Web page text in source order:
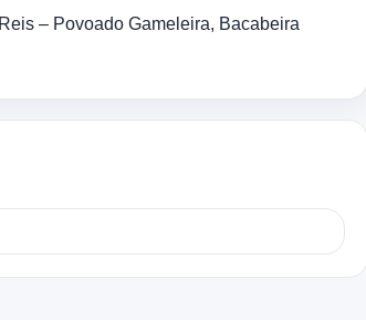
– Povoado Gameleira, Bacabeira